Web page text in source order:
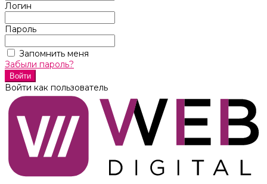
Логин
Пароль
Запомнить меня
Забыли пароль?
Войти как пользователь